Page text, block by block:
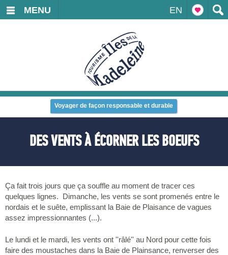
EN
MENU
Voyager de façon responsable et durable
DES VENTS À ÉCORNER LES BOEUFS
Ça fait trois jours que ça souffle au moment de tracer ces
quelques lignes. Dimanche, les vents se sont promenés entre le
nordais et le suête, emplissant la Baie de Plaisance de vagues
assez impressionnantes (...).
Le lundi et le mardi, les vents ont ''râlé'' au Nord pour cette fois
faire des moustaches dans la Baie de Plainsance, renverser des